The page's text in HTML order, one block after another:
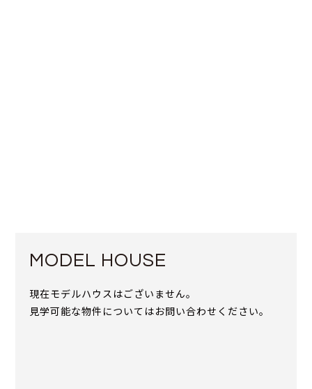
MODEL HOUSE
現在モデルハウスはございません。
見学可能な物件についてはお問い合わせください。